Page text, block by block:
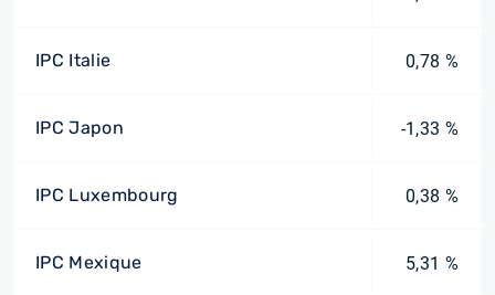
IPC Italie 0,78 %
IPC Japon -1,33 %
IPC Luxembourg 0,38 %
IPC Mexique 5,31 %